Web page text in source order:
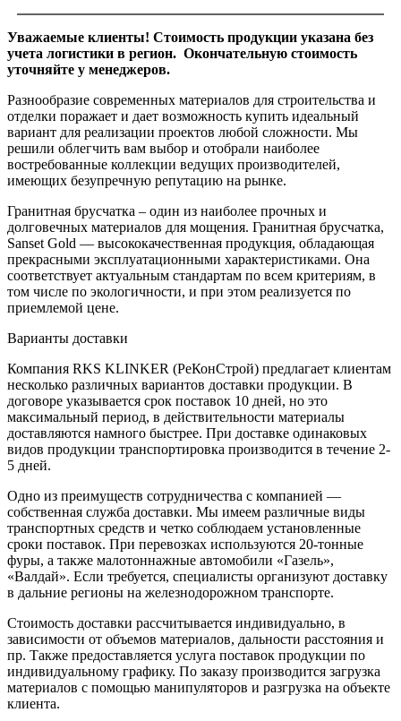
Уважаемые клиенты! Стоимость продукции указана без
учета логистики в регион. Окончательную стоимость
уточняйте у менеджеров.
Разнообразие современных материалов для строительства и
отделки поражает и дает возможность купить идеальный
вариант для реализации проектов любой сложности. Мы
решили облегчить вам выбор и отобрали наиболее
востребованные коллекции ведущих производителей,
имеющих безупречную репутацию на рынке.
Гранитная брусчатка – один из наиболее прочных и
долговечных материалов для мощения. Гранитная брусчатка,
Sanset Gold — высококачественная продукция, обладающая
прекрасными эксплуатационными характеристиками. Она
соответствует актуальным стандартам по всем критериям, в
том числе по экологичности, и при этом реализуется по
приемлемой цене.
Варианты доставки
Компания RKS KLINKER (РеКонСтрой) предлагает клиентам
несколько различных вариантов доставки продукции. В
договоре указывается срок поставок 10 дней, но это
максимальный период, в действительности материалы
доставляются намного быстрее. При доставке одинаковых
видов продукции транспортировка производится в течение 2-
5 дней.
Одно из преимуществ сотрудничества с компанией —
собственная служба доставки. Мы имеем различные виды
транспортных средств и четко соблюдаем установленные
сроки поставок. При перевозках используются 20-тонные
фуры, а также малотоннажные автомобили «Газель»,
«Валдай». Если требуется, специалисты организуют доставку
в дальние регионы на железнодорожном транспорте.
Стоимость доставки рассчитывается индивидуально, в
зависимости от объемов материалов, дальности расстояния и
пр. Также предоставляется услуга поставок продукции по
индивидуальному графику. По заказу производится загрузка
материалов с помощью манипуляторов и разгрузка на объекте
клиента.